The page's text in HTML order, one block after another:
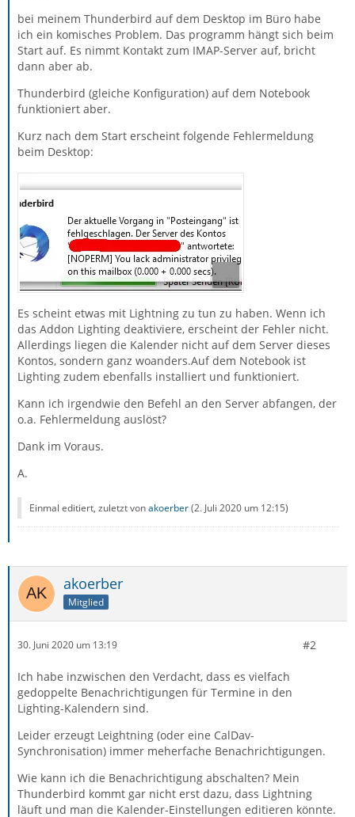
bei meinem Thunderbird auf dem Desktop im Büro habe
ich ein komisches Problem. Das programm hängt sich beim
Start auf. Es nimmt Kontakt zum IMAP-Server auf, bricht
dann aber ab.
Thunderbird (gleiche Konfiguration) auf dem Notebook
funktioniert aber.
Kurz nach dem Start erscheint folgende Fehlermeldung
beim Desktop:
Es scheint etwas mit Lightning zu tun zu haben. Wenn ich
das Addon Lighting deaktiviere, erscheint der Fehler nicht.
Allerdings liegen die Kalender nicht auf dem Server dieses
Kontos, sondern ganz woanders.Auf dem Notebook ist
Lighting zudem ebenfalls installiert und funktioniert.
Kann ich irgendwie den Befehl an den Server abfangen, der
o.a. Fehlermeldung auslöst?
Dank im Voraus.
A.
Einmal editiert, zuletzt vonakoerber(2. Juli 2020 um 12:15)
akoerber
Mitglied
30. Juni 2020 um 13:19 #2
Ich habe inzwischen den Verdacht, dass es vielfach
gedoppelte Benachrichtigungen für Termine in den
Lighting-Kalendern sind.
Leider erzeugt Leightning (oder eine CalDav-
Synchronisation) immer meherfache Benachrichtigungen.
Wie kann ich die Benachrichtigung abschalten? Mein
Thunderbird kommt gar nicht erst dazu, dass Lightning
läuft und man die Kalender-Einstellungen editieren könnte.